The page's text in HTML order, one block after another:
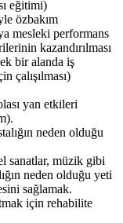
eğitimi)
özbakım
mesleki performans
kazandırılması
bir alanda iş
çalışılması)
yan etkileri
neden olduğu
sanatlar, müzik gibi
neden olduğu yeti
sağlamak.
için rehabilite